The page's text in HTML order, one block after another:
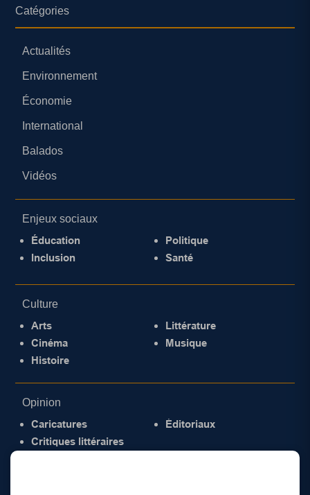
Catégories
Actualités
Environnement
Économie
International
Balados
Vidéos
Enjeux sociaux
Éducation
Inclusion
Politique
Santé
Culture
Arts
Cinéma
Histoire
Littérature
Musique
Opinion
Caricatures
Critiques littéraires
Éditoriaux